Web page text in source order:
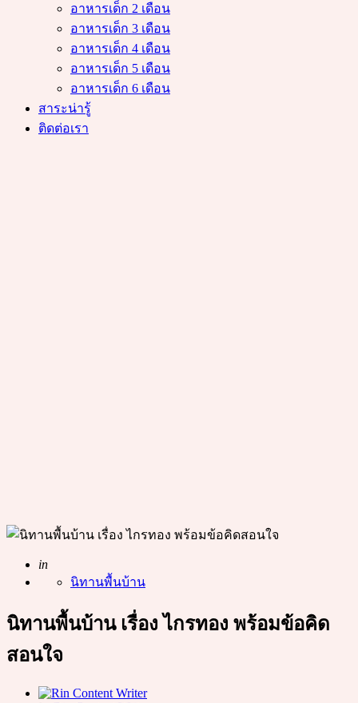
อาหารเด็ก 2 เดือน
อาหารเด็ก 3 เดือน
อาหารเด็ก 4 เดือน
อาหารเด็ก 5 เดือน
อาหารเด็ก 6 เดือน
สาระน่ารู้
ติดต่อเรา
Posted
in
นิทานพื้นบ้าน
นิทานพื้นบ้าน เรื่อง ไกรทอง พร้อมข้อคิด
สอนใจ